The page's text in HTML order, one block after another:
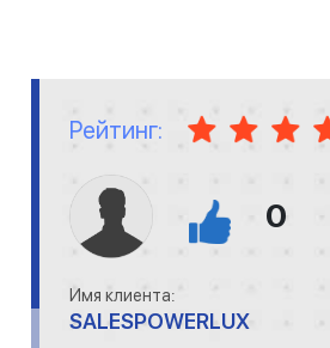
Рейтинг:
0
Имя клиента:
SALESPOWERLUX